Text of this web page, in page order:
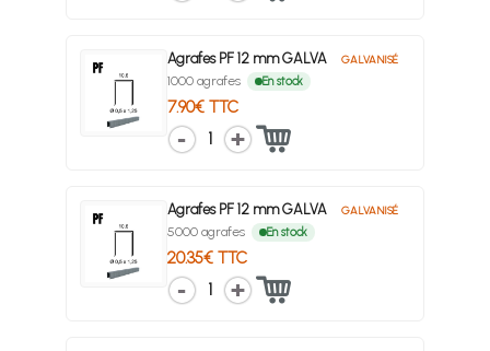
Agrafes PF 12 mm GALVA GALVANISÉ
1000 agrafes En stock
7.90€ TTC
1
Agrafes PF 12 mm GALVA GALVANISÉ
5000 agrafes En stock
20.35€ TTC
1